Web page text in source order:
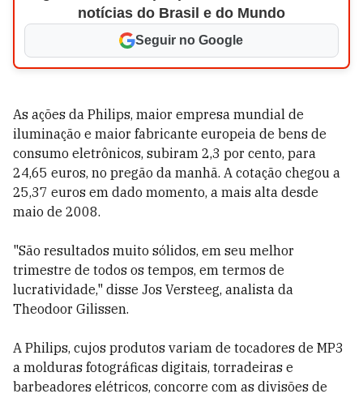
notícias do Brasil e do Mundo
Seguir no Google
As ações da Philips, maior empresa mundial de
iluminação e maior fabricante europeia de bens de
consumo eletrônicos, subiram 2,3 por cento, para
24,65 euros, no pregão da manhã. A cotação chegou a
25,37 euros em dado momento, a mais alta desde
maio de 2008.
"São resultados muito sólidos, em seu melhor
trimestre de todos os tempos, em termos de
lucratividade," disse Jos Versteeg, analista da
Theodoor Gilissen.
A Philips, cujos produtos variam de tocadores de MP3
a molduras fotográficas digitais, torradeiras e
barbeadores elétricos, concorre com as divisões de